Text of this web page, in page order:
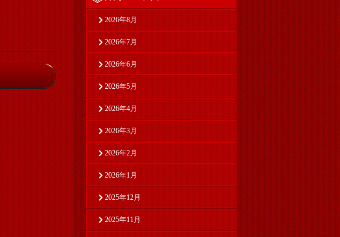
2026年8月
2026年7月
2026年6月
2026年5月
2026年4月
2026年3月
2026年2月
2026年1月
2025年12月
2025年11月